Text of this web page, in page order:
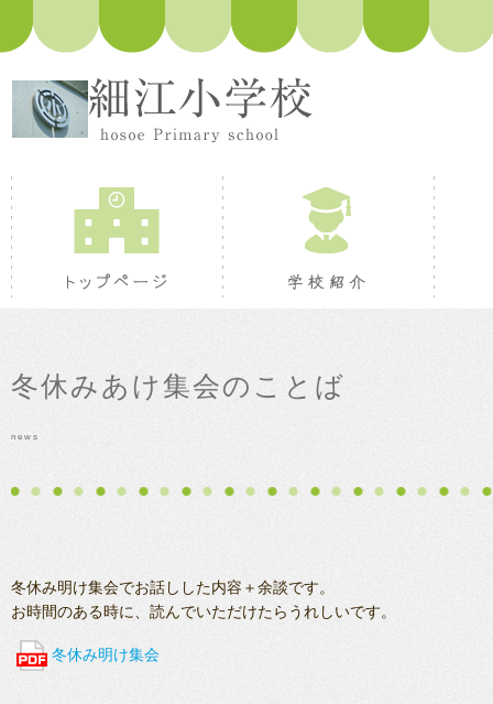
トップページ 学校紹介
冬休みあけ集会のことば
news
冬休み明け集会でお話しした内容＋余談です。
お時間のある時に、読んでいただけたらうれしいです。
冬休み明け集会